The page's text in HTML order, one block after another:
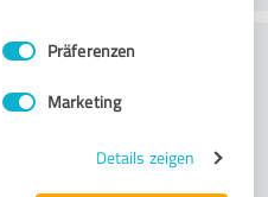
Präferenzen
Marketing
Details zeigen